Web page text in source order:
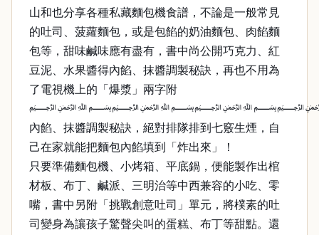
山和也分享各種私藏麵包機食譜，不論是一般常見
的吐司、菠蘿麵包，或是包餡的奶油麵包、肉餡麵
包等，甜味鹹味應有盡有，書中尚公開巧克力、紅
豆泥、水果醬得內餡、抹醬調製秘訣，再也不用為
了電視機上的「爆漿」兩字附
內餡、抹醬調製秘訣，絕對排隊排到七竅生煙，自
己在家就能把麵包內餡填到「炸出來」！
只要準備麵包機、小烤箱、平底鍋，便能製作出棺
材板、布丁、鹹派、三明治等中西兼容的小吃、零
嘴，書中另附「挑戰創意吐司」單元，將樸素的吐
司變身為讓孩子驚聲尖叫的蛋糕、布丁等甜點。還